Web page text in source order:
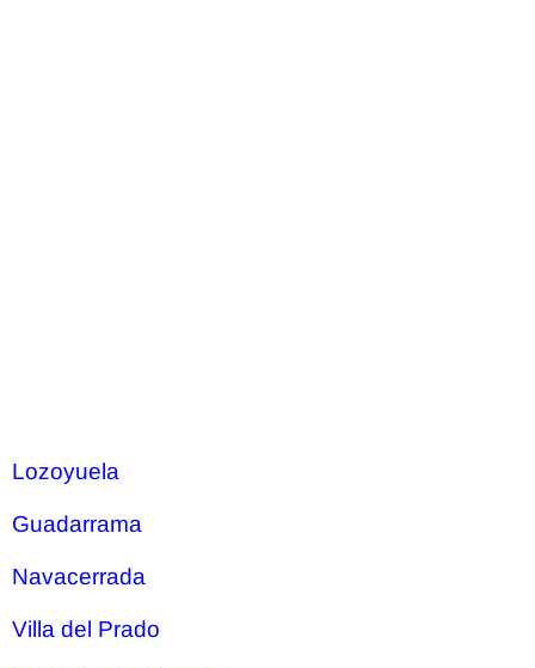
Lozoyuela
Guadarrama
Navacerrada
Villa del Prado